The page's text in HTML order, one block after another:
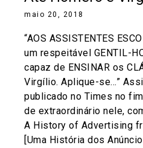
maio 20, 2018
“AOS ASSISTENTES
um respeitável GENTIL-
capaz de ENSINAR os
Virgílio. Aplique-se…”
publicado no Times no
de extraordinário nele,
A History of Advertising
[Uma História dos